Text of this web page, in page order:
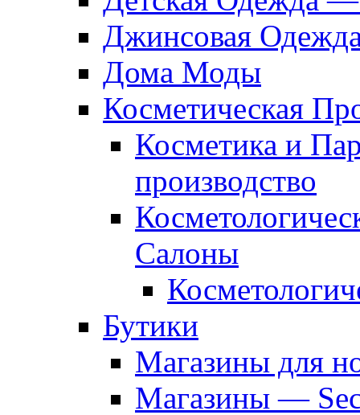
Джинсовая
Дома Моды
Косметическая
Косметика и
производство
Салоны
Бутики
Магазины для
Магазины —